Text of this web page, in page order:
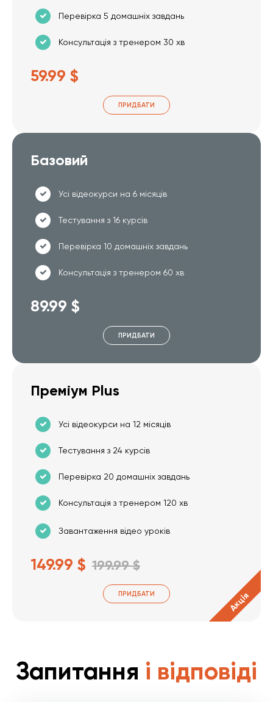
Перевірка 5 домашніх завдань
Консультація з тренером 30 хв
59.99 $
ПРИДБАТИ
Базовий
Усі відеокурси на 6 місяців
Тестування з 16 курсів
Перевірка 10 домашніх завдань
Консультація з тренером 60 хв
89.99 $
ПРИДБАТИ
Преміум Plus
Усі відеокурси на 12 місяців
Тестування з 24 курсів
Перевірка 20 домашніх завдань
Консультація з тренером 120 хв
Завантаження відео уроків
149.99 $ 199.99 $
ПРИДБАТИ Акція
Запитання і відповіді